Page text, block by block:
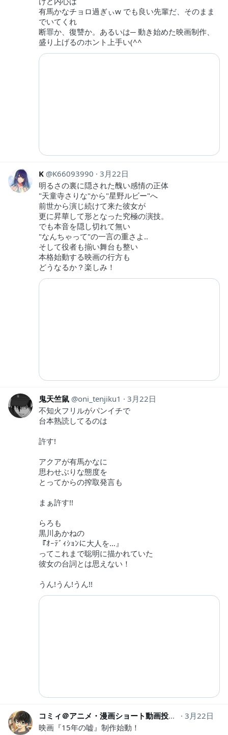
有馬かなチョロ過ぎぃw でも良い先輩だ、そのまま
でいてくれ
断罪か、復讐か。あるいは─ 動き始めた映画制作、
盛り上げるのホント上手い(^^
K K66093990
3月22日
明るさの裏に隠された醜い感情の正体
"天童寺さりな"から"星野ルビー"へ
前世から演じ続けて来た彼女が
更に昇華して形となった究極の演技。
でも本音を隠し切れて無い
"なんちゃって"の一言の重さよ..
そして役者も揃い舞台も整い
本格始動する映画の行方も
どうなるか？楽しみ！
鬼天竺鼠 oni_tenjiku1
3月22日
不知火フリルがパンイチで
台本熟読してるのは
許す!
アクアが有馬かなに
思わせぶりな態度を
とってからの搾取発言も
まぁ許す!!
らろも
黒川あかねの
『ｵｰﾃﾞｨｼｮﾝに大人を…』
ってこれまで聡明に描かれていた
彼女の台詞とは思えない！
うん!うん!うん!!
コミィ＠アニメ・漫画ショート動画投稿中！
3月22日
映画『15年の嘘』制作始動！